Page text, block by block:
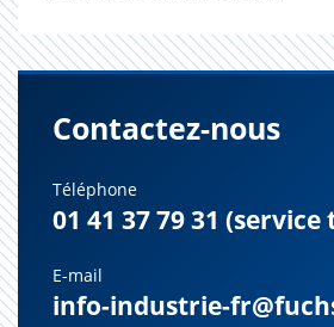
Contactez-nous
Téléphone
01 41 37 79 31
E-mail
info-industrie-